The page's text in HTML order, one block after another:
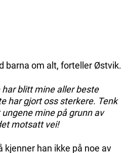
barna om alt, forteller Østvik.
blitt mine aller beste
har gjort oss sterkere. Tenk
mine på grunn av
motsatt vei!
kjenner han ikke på noe av